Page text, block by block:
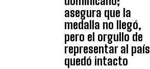
asegura que la
medalla no llegó,
pero el orgullo de
representar al país
quedó intacto